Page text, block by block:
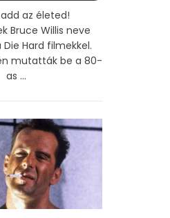
az életed!
Bruce Willis neve
Hard filmekkel.
mutatták be a 80-
as ...